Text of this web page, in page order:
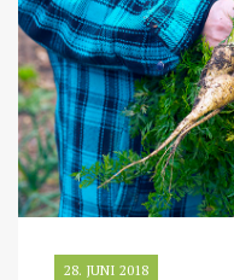
28. JUNI 2018